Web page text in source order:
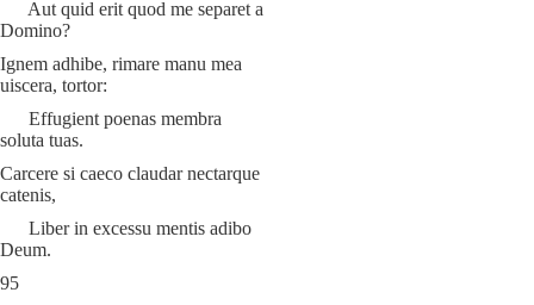
Aut quid erit quod me separet a
Domino?
Ignem adhibe, rimare manu mea
uiscera, tortor:
Effugient poenas membra
soluta tuas.
Carcere si caeco claudar nectarque
catenis,
Liber in excessu mentis adibo
Deum.
95